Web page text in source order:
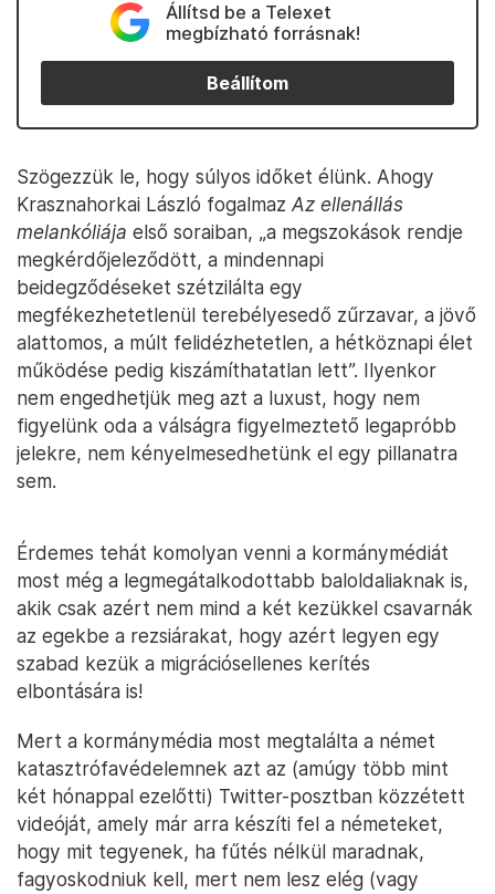
Állítsd be a Telexet
megbízható forrásnak!
Beállítom
Szögezzük le, hogy súlyos időket élünk. Ahogy
Krasznahorkai László fogalmaz Az ellenállás
melankóliája első soraiban, „a megszokások rendje
megkérdőjeleződött, a mindennapi
beidegződéseket szétzilálta egy
megfékezhetetlenül terebélyesedő zűrzavar, a jövő
alattomos, a múlt felidézhetetlen, a hétköznapi élet
működése pedig kiszámíthatatlan lett”. Ilyenkor
nem engedhetjük meg azt a luxust, hogy nem
figyelünk oda a válságra figyelmeztető legapróbb
jelekre, nem kényelmesedhetünk el egy pillanatra
sem.
Érdemes tehát komolyan venni a kormánymédiát
most még a legmegátalkodottabb baloldaliaknak is,
akik csak azért nem mind a két kezükkel csavarnák
az egekbe a rezsiárakat, hogy azért legyen egy
szabad kezük a migrációsellenes kerítés
elbontására is!
Mert a kormánymédia most megtalálta a német
katasztrófavédelemnek azt az (amúgy több mint
két hónappal ezelőtti) Twitter-posztban közzétett
videóját, amely már arra készíti fel a németeket,
hogy mit tegyenek, ha fűtés nélkül maradnak,
fagyoskodniuk kell, mert nem lesz elég (vagy